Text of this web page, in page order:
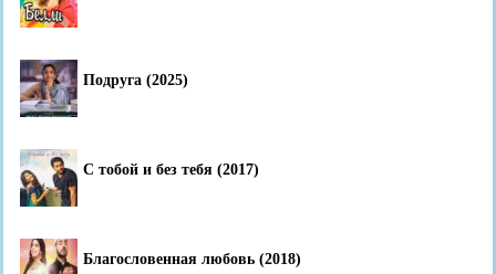
Подруга (2025)
С тобой и без тебя (2017)
Благословенная любовь (2018)